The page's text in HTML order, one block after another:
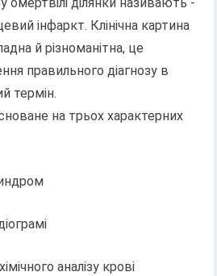
інфаркт. Клінічна картина
й різноманітна, це
правильного діагнозу в
термін.
на трьох характерних
аналізу крові